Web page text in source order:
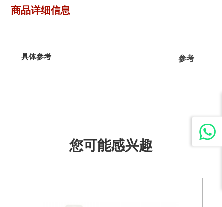
商品详细信息
参考
具体参考
您可能感兴趣